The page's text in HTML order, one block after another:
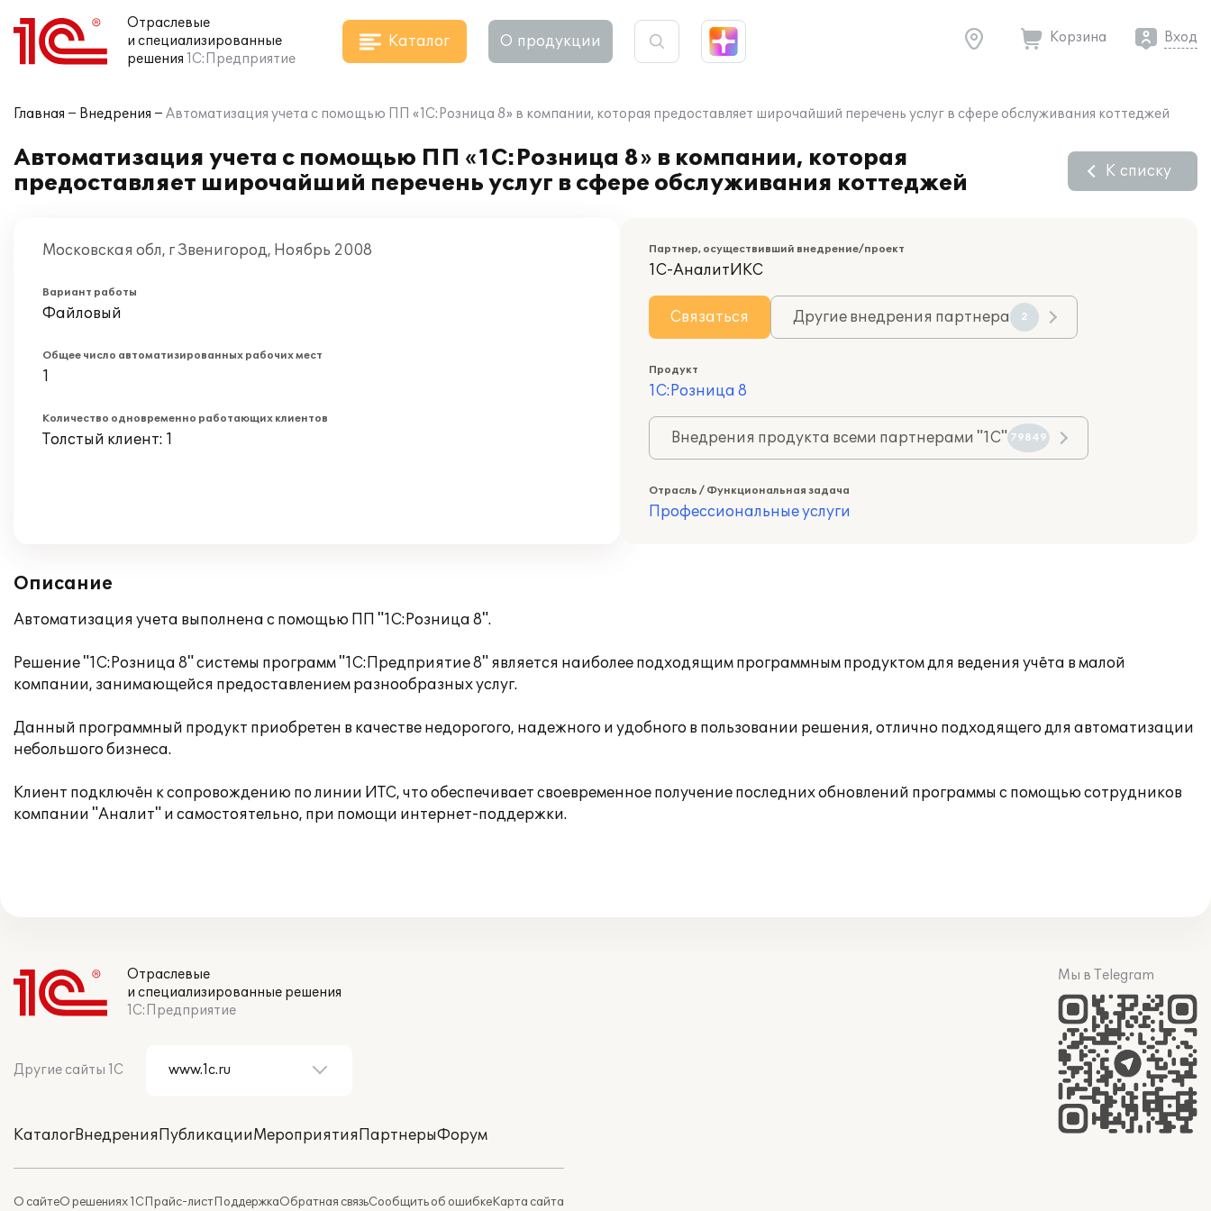
Отраслевые
и специализированные
решения 1С:Предприятие
Каталог О продукции Корзина Вход
Главная Внедрения Автоматизация учета с помощью ПП «1С:Розница 8» в компании, которая предоставляет широчайший перечень услуг в сфере обслуживания коттеджей
Автоматизация учета с помощью ПП «1С:Розница 8» в компании, которая
предоставляет широчайший перечень услуг в сфере обслуживания коттеджей
К списку
Московская обл, г Звенигород, Ноябрь 2008
Вариант работы
Файловый
Общее число автоматизированных рабочих мест
1
Количество одновременно работающих клиентов
Толстый клиент: 1
Партнер, осуществивший внедрение/проект
1С-АналитИКС
Связаться Другие внедрения партнера 2
Продукт
1С:Розница 8
Внедрения продукта всеми партнерами "1С" 79849
Отрасль / Функциональная задача
Профессиональные услуги
Описание
Автоматизация учета выполнена с помощью ПП "1С:Розница 8".
Решение "1С:Розница 8" системы программ "1С:Предприятие 8" является наиболее подходящим программным продуктом для ведения учёта в малой
компании, занимающейся предоставлением разнообразных услуг.
Данный программный продукт приобретен в качестве недорогого, надежного и удобного в пользовании решения, отлично подходящего для автоматизации
небольшого бизнеса.
Клиент подключён к сопровождению по линии ИТС, что обеспечивает своевременное получение последних обновлений программы с помощью сотрудников
компании "Аналит" и самостоятельно, при помощи интернет-поддержки.
Отраслевые
и специализированные решения
1С:Предприятие
Другие сайты 1С
КаталогВнедренияПубликацииМероприятияПартнерыФорум
О сайтеО решениях 1СПрайс-листПоддержкаОбратная связьСообщить об ошибкеКарта сайта
Мы в Telegram